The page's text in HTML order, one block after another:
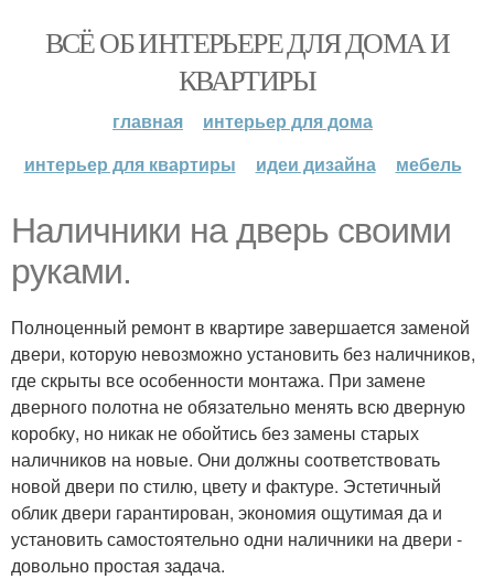
ВСЁ ОБ ИНТЕРЬЕРЕ ДЛЯ ДОМА И
КВАРТИРЫ
главная
интерьер для дома
интерьер для квартиры
идеи дизайна мебель
Наличники на дверь своими
руками.
Полноценный ремонт в квартире завершается заменой
двери, которую невозможно установить без наличников,
где скрыты все особенности монтажа. При замене
дверного полотна не обязательно менять всю дверную
коробку, но никак не обойтись без замены старых
наличников на новые. Они должны соответствовать
новой двери по стилю, цвету и фактуре. Эстетичный
облик двери гарантирован, экономия ощутимая да и
установить самостоятельно одни наличники на двери -
довольно простая задача.